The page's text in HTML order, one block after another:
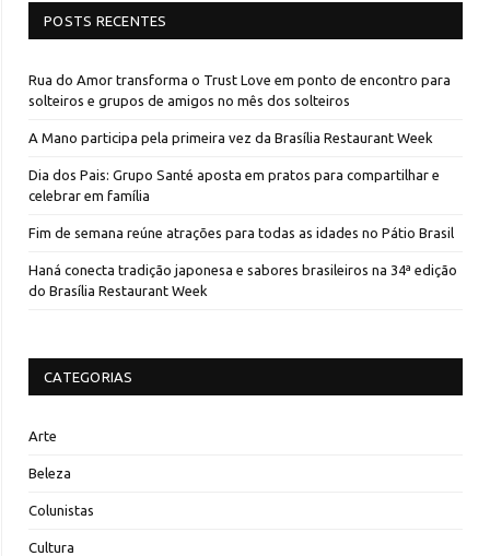
POSTS RECENTES
Rua do Amor transforma o Trust Love em ponto de encontro para
solteiros e grupos de amigos no mês dos solteiros
A Mano participa pela primeira vez da Brasília Restaurant Week
Dia dos Pais: Grupo Santé aposta em pratos para compartilhar e
celebrar em família
Fim de semana reúne atrações para todas as idades no Pátio Brasil
Haná conecta tradição japonesa e sabores brasileiros na 34ª edição
do Brasília Restaurant Week
CATEGORIAS
Arte
Beleza
Colunistas
Cultura